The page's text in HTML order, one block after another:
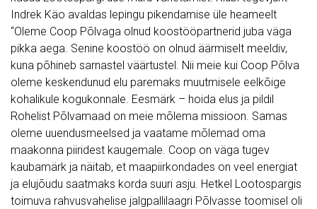
Indrek Käo avaldas lepingu pikendamise üle heameelt
“Oleme Coop Põlvaga olnud koostööpartnerid juba väga
pikka aega. Senine koostöö on olnud äärmiselt meeldiv,
kuna põhineb sarnastel väärtustel. Nii meie kui Coop Põlva
oleme keskendunud elu paremaks muutmisele eelkõige
kohalikule kogukonnale. Eesmärk – hoida elus ja pildil
Rohelist Põlvamaad on meie mõlema missioon. Samas
oleme uuendusmeelsed ja vaatame mõlemad oma
maakonna piiridest kaugemale. Coop on väga tugev
kaubamärk ja näitab, et maapiirkondades on veel energiat
ja elujõudu saatmaks korda suuri asju. Hetkel Lootospargis
toimuva rahvusvahelise jalgpallilaagri Põlvasse toomisel oli